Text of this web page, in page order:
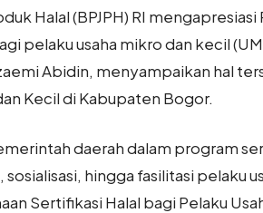
Halal (BPJPH) RI
pelaku usaha mikro dan kecil
Abidin, menyampaikan hal
Kecil di Kabupaten Bogor.
daerah dalam program
hingga fasilitasi pelaku
Sertifikasi Halal bagi Pelaku